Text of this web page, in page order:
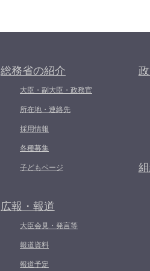
総務省の紹介
大臣・副大臣・政務官
所在地・連絡先
採用情報
各種募集
子どもページ
広報・報道
大臣会見・発言等
報道資料
報道予定